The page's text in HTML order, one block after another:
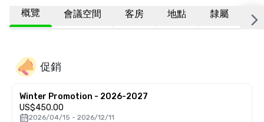
概覽 會議空間 客房 地點 隸屬 更
促銷
Winter Promotion - 2026-2027
US$450.00
2026/04/15 - 2026/12/11